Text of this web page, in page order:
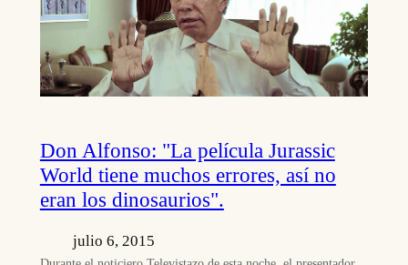
Don Alfonso: "La película Jurassic
World tiene muchos errores, así no
eran los dinosaurios".
julio 6, 2015